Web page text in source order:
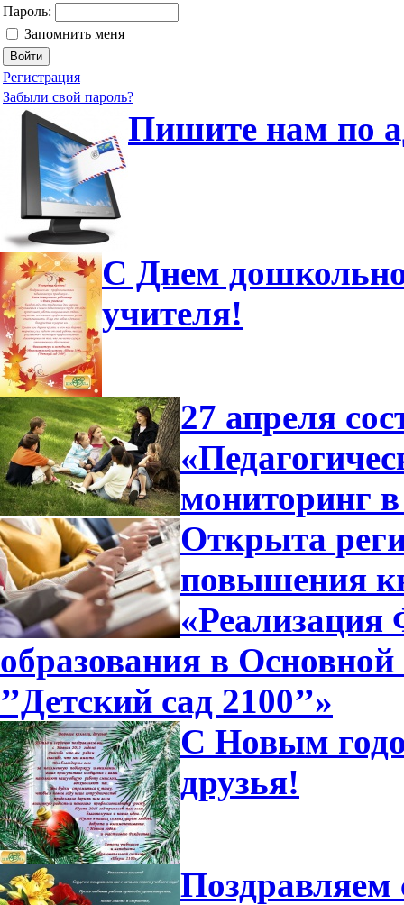
Пароль:
Запомнить меня
Регистрация
Забыли свой пароль?
Пишите нам по
С Днем
учителя!
27 апреля
мониторинг
Открыта
повышения
образования в
’’Детский сад 2100’’»
С Новым
друзья!
Поздравляем